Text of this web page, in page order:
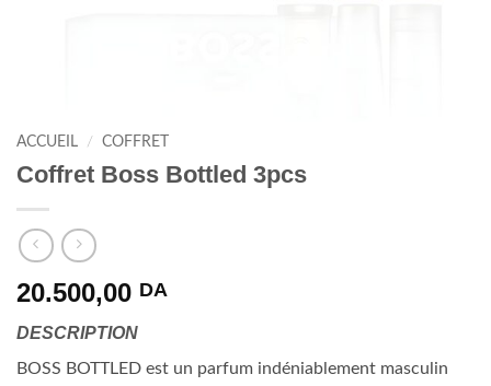
ACCUEIL / COFFRET
Coffret Boss Bottled 3pcs
20.500,00 DA
DESCRIPTION
BOSS BOTTLED est un parfum indéniablement masculin